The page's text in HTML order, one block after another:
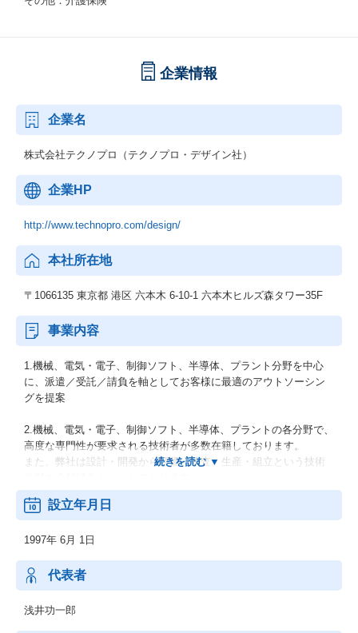
企業情報
企業名
株式会社テクノプロ（テクノプロ・デザイン社）
企業HP
http://www.technopro.com/design/
本社所在地
〒1066135 東京都 港区 六本木 6-10-1 六本木ヒルズ森タワー35F
事業内容
1.機械、電気・電子、制御ソフト、半導体、プラント分野を中心
に、派遣／受託／請負を軸としてお客様に最適のアウトソーシン
グを提案
2.機械、電気・電子、制御ソフト、半導体、プラントの各分野で、
高度な専門性が要求される技術者が多数在籍しております。
また、弊社は設計・開発から評価・検査、生産・組立という技術
設立年月日
1997年 6月 1日
代表者
浅井功一郎